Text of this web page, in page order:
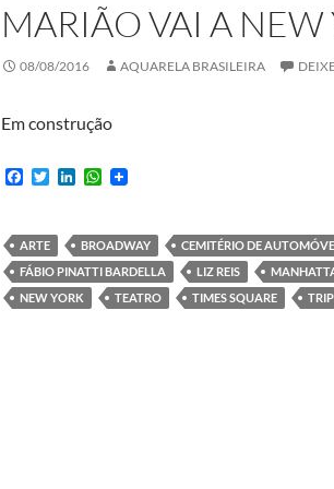
MARIÃO VAI A NEW
08/08/2016 AQUARELA BRASILEIRA
Em construção
F
b
o
o
k
T
t
e
r
e
d
I
n
W
s
A
p
p
ARTE BROADWAY CEMITÉRIO DE
FÁBIO PINATTI BARDELLA
LIZ REIS
NEW YORK
TEATRO TIMES SQUARE TRIP